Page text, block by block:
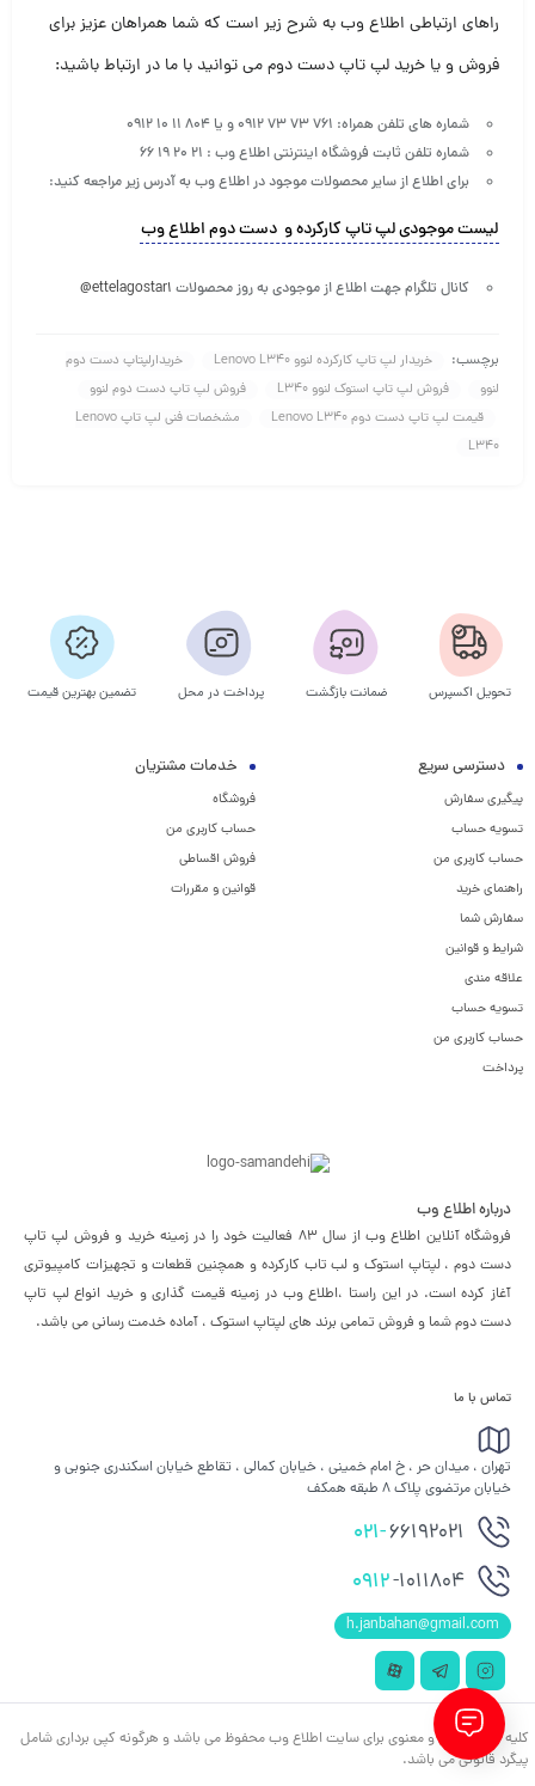
راهای ارتباطی اطلاع وب به شرح زیر است که شما همراهان عزیز برای
فروش و یا خرید لپ تاپ دست دوم می توانید با ما در ارتباط باشید:
شماره های تلفن همراه: ۷۶۱ ۷۳ ۷۳ ۰۹۱۲ و یا۸۰۴ ۱۱ ۱۰ ۰۹۱۲
شماره تلفن ثابت فروشگاه اینترنتی اطلاع وب : ۲۱ ۲۰ ۱۹ ۶۶
برای اطلاع از سایر محصولات موجود در اطلاع وب به آدرس زیر مراجعه کنید:
لیست موجودی لپ تاپ کارکرده و دست دوم اطلاع وب
کانال تلگرام جهت اطلاع از موجودی به روز محصولات @ettelagostar1
برچسب: خریدار لپ تاپ کارکرده لنوو Lenovo L340
خریدارلپتاپ دست دوم
لنوو
فروش لپ تاپ استوک لنوو L340
فروش لپ تاپ دست دوم لنوو
قیمت لپ تاپ دست دوم Lenovo L340
مشخصات فنی لپ تاپ Lenovo
L340
تحویل اکسپرس ضمانت بازگشت پرداخت در محل تضمین بهترین قیمت
دسترسی سریع
پیگیری سفارش
تسویه حساب
حساب کاربری من
راهنمای خرید
سفارش شما
شرایط و قوانین
علاقه مندی
تسویه حساب
حساب کاربری من
پرداخت
خدمات مشتریان
فروشگاه
حساب کاربری من
فروش اقساطی
قوانین و مقررات
درباره اطلاع وب
فروشگاه آنلاین اطلاع وب از سال 83 فعالیت خود را در زمینه خرید و فروش لپ تاپ
دست دوم ، لپتاپ استوک و لب تاب کارکرده و همچنین قطعات و تجهیزات کامپیوتری
آغاز کرده است. در این راستا ،‌اطلاع وب در زمینه قیمت گذاری و خرید انواع لپ تاپ
دست دوم شما و فروش تمامی برند های لپتاپ استوک ، آماده خدمت رسانی می باشد.
تماس با ما
تهران ، میدان حر ، خ امام خمینی ، خیابان کمالی ، تقاطع خیابان اسکندری جنوبی و
خیابان مرتضوی پلاک 8 طبقه همکف
021-66192021
0912-1011804
h.janbahan@gmail.com
کلیه حقوق مادی و معنوی برای سایت اطلاع وب محفوظ می باشد و هرگونه کپی برداری شامل
پیگرد قانونی می باشد.